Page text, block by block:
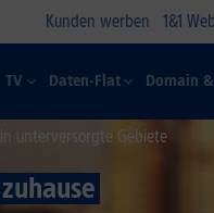
Kunden werben 1&1
TV Daten-Flat Domain
unterversorgte Gebiete